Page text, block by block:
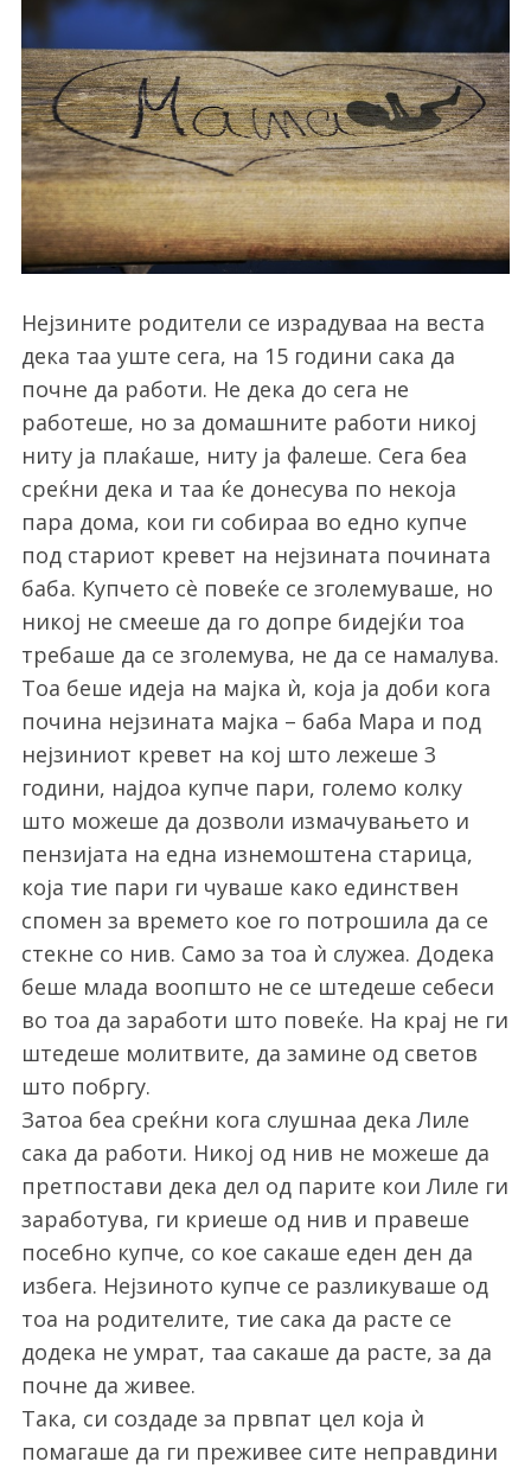
Нејзините родители се израдуваа на веста
дека таа уште сега, на 15 години сака да
почне да работи. Не дека до сега не
работеше, но за домашните работи никој
ниту ја плаќаше, ниту ја фалеше. Сега беа
среќни дека и таа ќе донесува по некоја
пара дома, кои ги собираа во едно купче
под стариот кревет на нејзината почината
баба. Купчето сѐ повеќе се зголемуваше, но
никој не смееше да го допре бидејќи тоа
требаше да се зголемува, не да се намалува.
Тоа беше идеја на мајка ѝ, која ја доби кога
почина нејзината мајка – баба Мара и под
нејзиниот кревет на кој што лежеше 3
години, најдоа купче пари, големо колку
што можеше да дозволи измачувањето и
пензијата на една изнемоштена старица,
која тие пари ги чуваше како единствен
спомен за времето кое го потрошила да се
стекне со нив. Само за тоа ѝ служеа. Додека
беше млада воопшто не се штедеше себеси
во тоа да заработи што повеќе. На крај не ги
штедеше молитвите, да замине од светов
што побргу.
Затоа беа среќни кога слушнаа дека Лиле
сака да работи. Никој од нив не можеше да
претпостави дека дел од парите кои Лиле ги
заработува, ги криеше од нив и правеше
посебно купче, со кое сакаше еден ден да
избега. Нејзиното купче се разликуваше од
тоа на родителите, тие сака да расте се
додека не умрат, таа сакаше да расте, за да
почне да живее.
Така, си создаде за првпат цел која ѝ
помагаше да ги преживее сите неправдини